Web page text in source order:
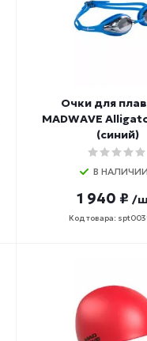
Очки для
MADWAVE
(синий)
В НАЛИЧИИ
1 940 ₽ /
Код товара: